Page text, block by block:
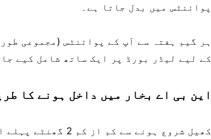
پوائنٹس میں بدل جاتا ہے۔
ہر گیم ہفتہ سے آپ کے پوائنٹس (مجموعی
کے لیے لیڈر بورڈ پر ایک ساتھ شامل کیے
این بی اے بخار میں داخل ہونے کا